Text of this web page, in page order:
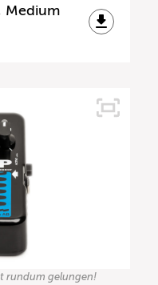
Medium
rundum gelungen!